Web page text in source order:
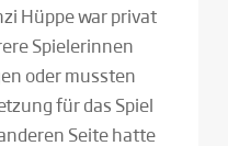
Hüppe war privat
Spielerinnen
oder mussten
für das Spiel
Seite hatte